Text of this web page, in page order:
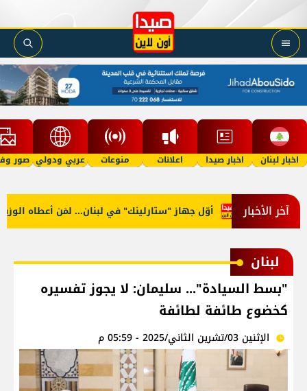
اخبار لبنان اخبار صيدا اعلانات منوعات عربي ودولي صور
آخر الأخبار أوّل جهاز "ستارلينك" في لبنان... لمَن أعطاه الوزير؟
لبنان
"بسط السيادة"... سليمان: لا يجوز تفسيره
كخضوع طائفة لطائفة
الإثنين 03/تشرين الثاني/2025 - 05:59 م